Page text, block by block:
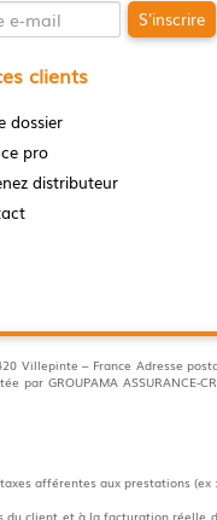
S'inscrire
clients
dossier
pro
distributeur
Villepinte – France Adresse
ASSURANCE-
afférentes aux prestations
client et à la facturation